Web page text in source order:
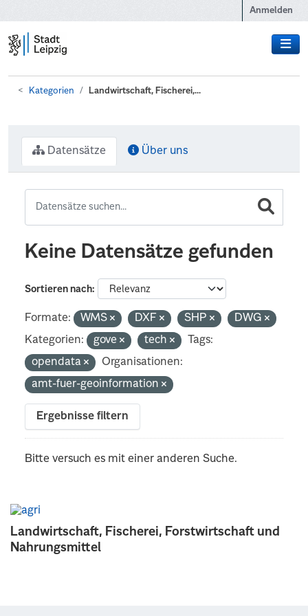
Anmelden
Kategorien Landwirtschaft, Fischerei,...
Landwirtschaft, Fischerei, Forstwirtschaft und
Nahrungsmittel
Datensätze Über uns
Keine Datensätze gefunden
Sortieren nach
Formate: WMS DXF SHP
DWG
Kategorien:
gove tech
Tags:
opendata
Organisationen:
amt-fuer-geoinformation
Ergebnisse filtern
Bitte versuch es mit einer anderen Suche.